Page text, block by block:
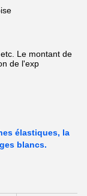
Le montant de
de l'exp
élastiques, la
blancs.